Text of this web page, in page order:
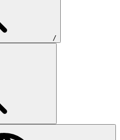
/